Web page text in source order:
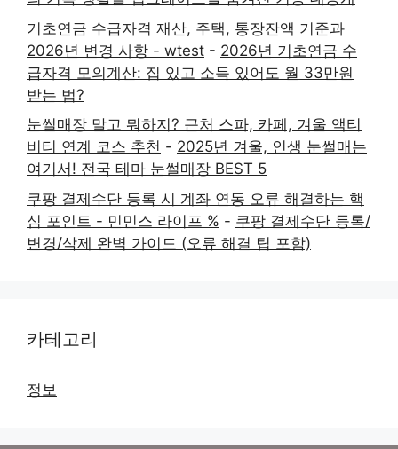
기초연금 수급자격 재산, 주택, 통장잔액 기준과
2026년 변경 사항 - wtest - 2026년 기초연금 수
급자격 모의계산: 집 있고 소득 있어도 월 33만원
받는 법?
눈썰매장 말고 뭐하지? 근처 스파, 카페, 겨울 액티
비티 연계 코스 추천 - 2025년 겨울, 인생 눈썰매는
여기서! 전국 테마 눈썰매장 BEST 5
쿠팡 결제수단 등록 시 계좌 연동 오류 해결하는 핵
심 포인트 - 민민스 라이프 % - 쿠팡 결제수단 등록/
변경/삭제 완벽 가이드 (오류 해결 팁 포함)
카테고리
정보